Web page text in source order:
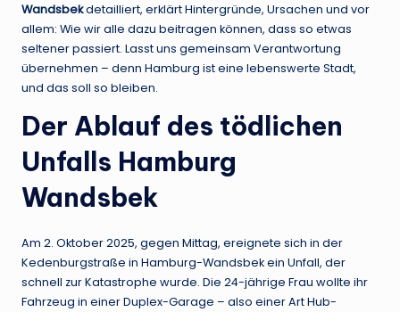
Wandsbekdetailliert, erklärt Hintergründe, Ursachen und vor
allem: Wie wir alle dazu beitragen können, dass so etwas
seltener passiert. Lasst uns gemeinsam Verantwortung
übernehmen – denn Hamburg ist eine lebenswerte Stadt,
und das soll so bleiben.
Der Ablauf des tödlichen
Unfalls Hamburg
Wandsbek
Am 2. Oktober 2025, gegen Mittag, ereignete sich in der
Kedenburgstraße in Hamburg-Wandsbek ein Unfall, der
schnell zur Katastrophe wurde. Die 24-jährige Frau wollte ihr
Fahrzeug in einer Duplex-Garage – also einer Art Hub-